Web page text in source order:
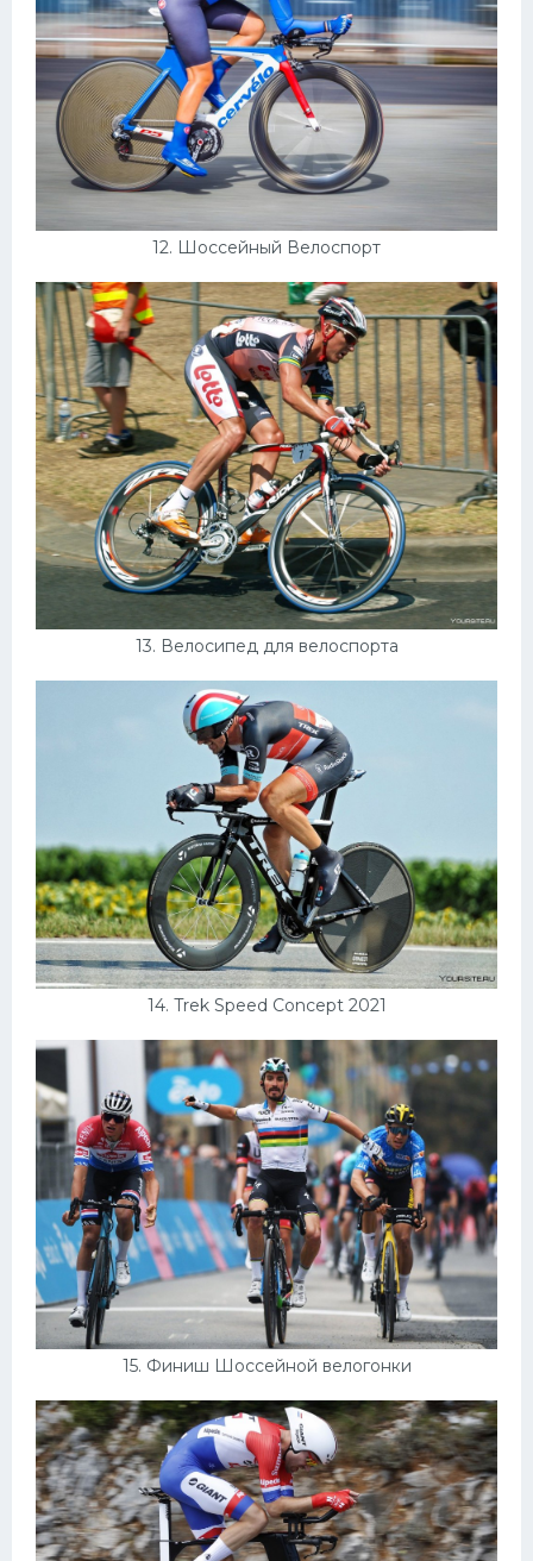
12. Шоссейный Велоспорт
13. Велосипед для велоспорта
14. Trek Speed Concept 2021
15. Финиш Шоссейной велогонки